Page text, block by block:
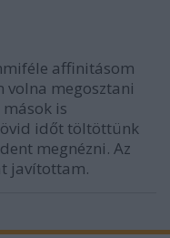
affinitásom
volna megosztani
is
időt töltöttünk
megnézni. Az
javítottam.